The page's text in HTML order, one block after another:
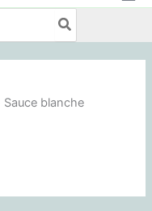
Sauce blanche